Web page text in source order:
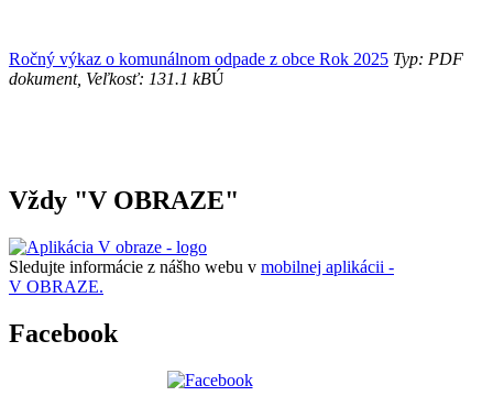
Ročný výkaz o komunálnom odpade z obce Rok 2025 Typ: PDF
dokument, Veľkosť: 131.1 kBÚ
Vždy "V OBRAZE"
Sledujte informácie z nášho webu v mobilnej aplikácii -
V OBRAZE.
Facebook